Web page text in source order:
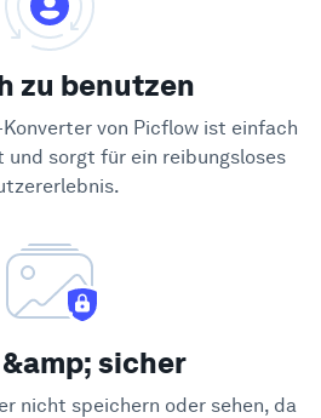
zu benutzen
von Picflow ist einfach
sorgt für ein reibungsloses
sicher
nicht speichern oder sehen, da